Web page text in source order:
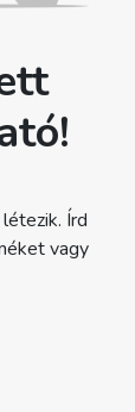
Írd
vagy